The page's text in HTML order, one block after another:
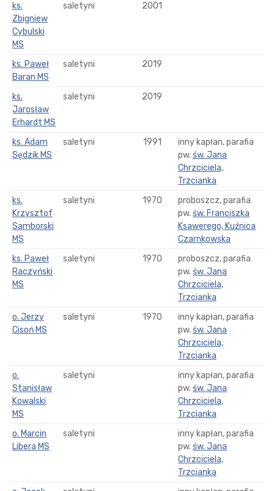
ks.
Zbigniew
Cybulski
MS
saletyni 2001
ks. Paweł
Baran MS
saletyni 2019
ks.
Jarosław
Erhardt MS
saletyni 2019
ks. Adam
Sędzik MS
saletyni 1991
inny kapłan, parafia
pw. św. Jana
Chrzciciela,
Trzcianka
ks.
Krzysztof
Samborski
MS
saletyni 1970
proboszcz, parafia
pw. św. Franciszka
Ksawerego, Kuźnica
Czarnkowska
ks. Paweł
Raczyński
MS
saletyni 1970
proboszcz, parafia
pw. św. Jana
Chrzciciela,
Trzcianka
o. Jerzy
Cisoń MS
saletyni 1970
inny kapłan, parafia
pw. św. Jana
Chrzciciela,
Trzcianka
o.
Stanisław
Kowalski
MS
saletyni
inny kapłan, parafia
pw. św. Jana
Chrzciciela,
Trzcianka
o. Marcin
Libera MS
saletyni
inny kapłan, parafia
pw. św. Jana
Chrzciciela,
Trzcianka